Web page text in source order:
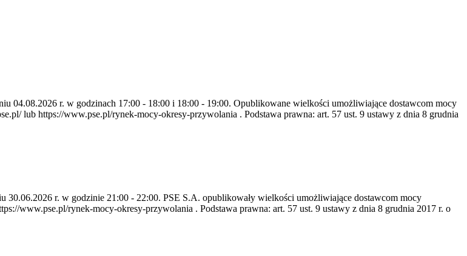
04.08.2026 r. w godzinach 17:00 - 18:00 i 18:00 - 19:00. Opublikowane wielkości umożliwiające dostawcom mocy
lub https://www.pse.pl/rynek-mocy-okresy-przywolania . Podstawa prawna: art. 57 ust. 9 ustawy z dnia 8 grudnia
30.06.2026 r. w godzinie 21:00 - 22:00. PSE S.A. opublikowały wielkości umożliwiające dostawcom mocy
www.pse.pl/rynek-mocy-okresy-przywolania . Podstawa prawna: art. 57 ust. 9 ustawy z dnia 8 grudnia 2017 r. o